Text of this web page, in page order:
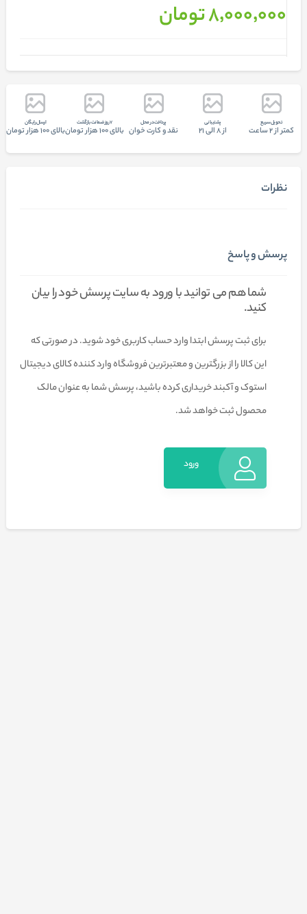
8٬000٬000 تومان
تحويل سريع
کمتر از 2 ساعت
پشتيبانی
از 8 الی 21
پرداخت در محل
نقد و کارت خوان
7 روز ضمانت بازگشت
بالای 100 هزار تومان
ارسال رایگان
بالای 100 هزار تومان
نظرات
پرسش و پاسخ
شما هم می توانید با ورود به سایت پرسش خود را بیان
کنید.
برای ثبت پرسش ابتدا وارد حساب کاربری خود شوید. در صورتی که
این کالا را از بزرگترین و معتبرترین فروشگاه وارد کننده کالای دیجیتال
استوک و آکبند خریداری کرده باشید، پرسش شما به عنوان مالک
محصول ثبت خواهد شد.
ورود
حساب